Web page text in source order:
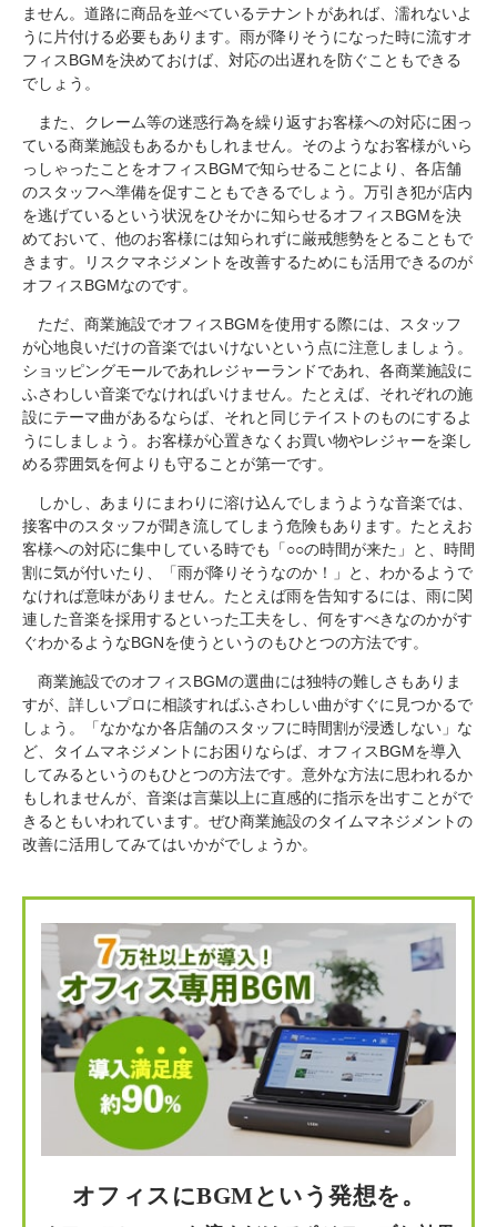
ません。道路に商品を並べているテナントがあれば、濡れないよ
うに片付ける必要もあります。雨が降りそうになった時に流すオ
フィスBGMを決めておけば、対応の出遅れを防ぐこともできる
でしょう。
また、クレーム等の迷惑行為を繰り返すお客様への対応に困っ
ている商業施設もあるかもしれません。そのようなお客様がいら
っしゃったことをオフィスBGMで知らせることにより、各店舗
のスタッフへ準備を促すこともできるでしょう。万引き犯が店内
を逃げているという状況をひそかに知らせるオフィスBGMを決
めておいて、他のお客様には知られずに厳戒態勢をとることもで
きます。リスクマネジメントを改善するためにも活用できるのが
オフィスBGMなのです。
ただ、商業施設でオフィスBGMを使用する際には、スタッフ
が心地良いだけの音楽ではいけないという点に注意しましょう。
ショッピングモールであれレジャーランドであれ、各商業施設に
ふさわしい音楽でなければいけません。たとえば、それぞれの施
設にテーマ曲があるならば、それと同じテイストのものにするよ
うにしましょう。お客様が心置きなくお買い物やレジャーを楽し
める雰囲気を何よりも守ることが第一です。
しかし、あまりにまわりに溶け込んでしまうような音楽では、
接客中のスタッフが聞き流してしまう危険もあります。たとえお
客様への対応に集中している時でも「○○の時間が来た」と、時間
割に気が付いたり、「雨が降りそうなのか！」と、わかるようで
なければ意味がありません。たとえば雨を告知するには、雨に関
連した音楽を採用するといった工夫をし、何をすべきなのかがす
ぐわかるようなBGNを使うというのもひとつの方法です。
商業施設でのオフィスBGMの選曲には独特の難しさもありま
すが、詳しいプロに相談すればふさわしい曲がすぐに見つかるで
しょう。「なかなか各店舗のスタッフに時間割が浸透しない」な
ど、タイムマネジメントにお困りならば、オフィスBGMを導入
してみるというのもひとつの方法です。意外な方法に思われるか
もしれませんが、音楽は言葉以上に直感的に指示を出すことがで
きるともいわれています。ぜひ商業施設のタイムマネジメントの
改善に活用してみてはいかがでしょうか。
オフィスにBGMという発想を。